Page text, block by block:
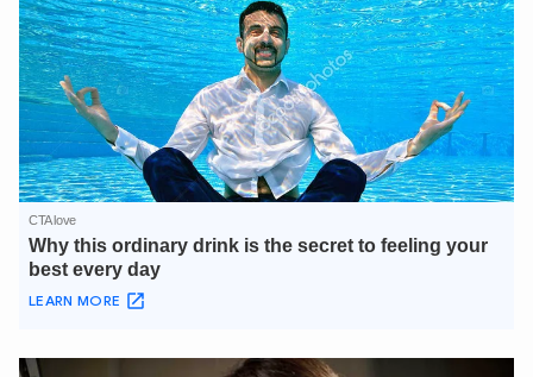
XIN CHÀO,
TÔI LÀ CHATBOT CỦA
Hãy hỏi tôi bất kỳ điều gì bạn cần biết về
An Ninh Thủ Đô nhé. Tôi sẵn sàng hỗ trợ!